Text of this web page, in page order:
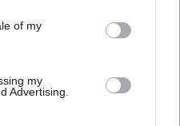
purposes in below Google
of my
my
Advertising.